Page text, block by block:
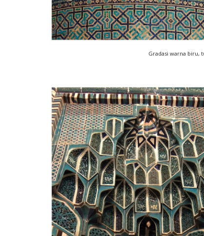
Gradasi warna biru,